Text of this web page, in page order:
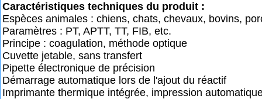
Caractéristiques techniques du produit :
Espèces animales : chiens, chats, chevaux, bovins,
Paramètres : PT, APTT, TT, FIB, etc.
Principe : coagulation, méthode optique
Cuvette jetable, sans transfert
Pipette électronique de précision
Démarrage automatique lors de l'ajout du réactif
Imprimante thermique intégrée, impression